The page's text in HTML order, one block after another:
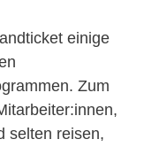
einige
Zum
selten reisen,